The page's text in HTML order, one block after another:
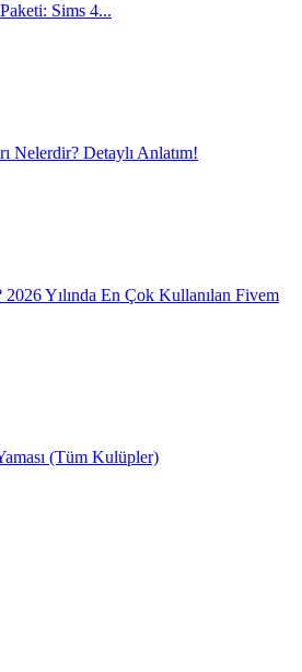
Sims 4...
Nelerdir? Detaylı Anlatım!
Yılında En Çok Kullanılan Fivem
(Tüm Kulüpler)